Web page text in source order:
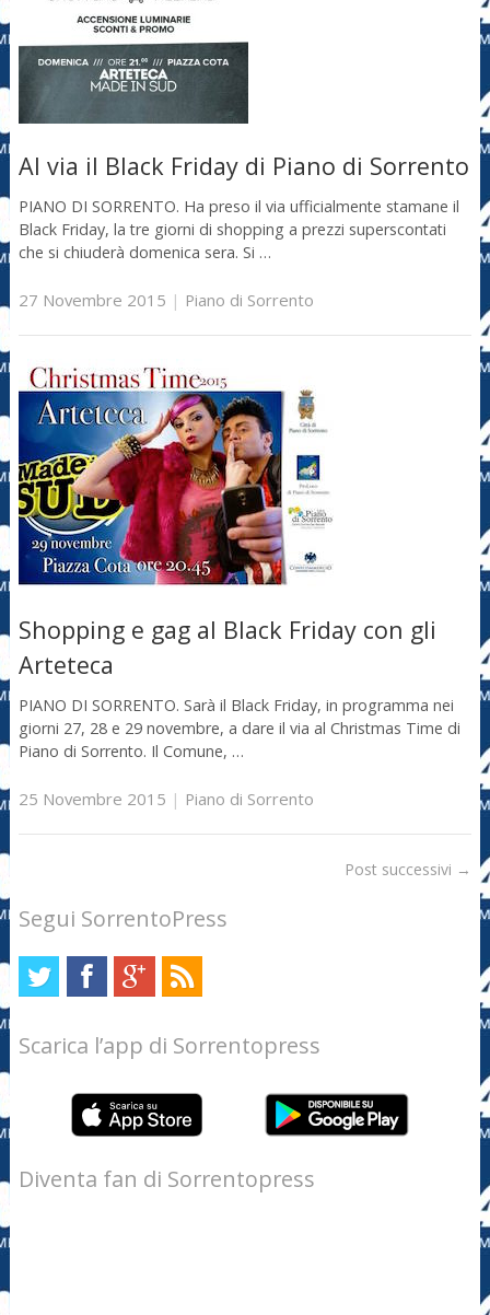
Al via il Black Friday di Piano di Sorrento
PIANO DI SORRENTO. Ha preso il via ufficialmente stamane il
Black Friday, la tre giorni di shopping a prezzi superscontati
che si chiuderà domenica sera. Si …
27 Novembre 2015 | Piano di Sorrento
Shopping e gag al Black Friday con gli
Arteteca
PIANO DI SORRENTO. Sarà il Black Friday, in programma nei
giorni 27, 28 e 29 novembre, a dare il via al Christmas Time di
Piano di Sorrento. Il Comune, …
25 Novembre 2015 | Piano di Sorrento
Post successivi →
Segui SorrentoPress
Scarica l’app di Sorrentopress
Diventa fan di Sorrentopress